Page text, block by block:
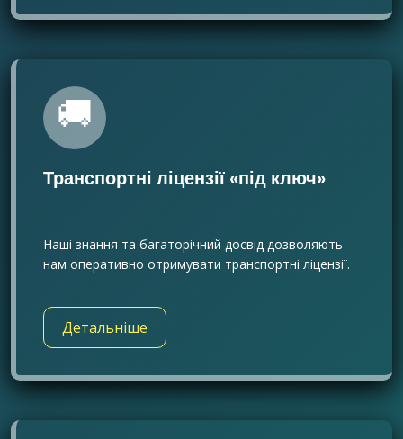
🚚
Транспортні ліцензії «під ключ»
Наші знання та багаторічний досвід дозволяють
нам оперативно отримувати транспортні ліцензії.
Детальніше